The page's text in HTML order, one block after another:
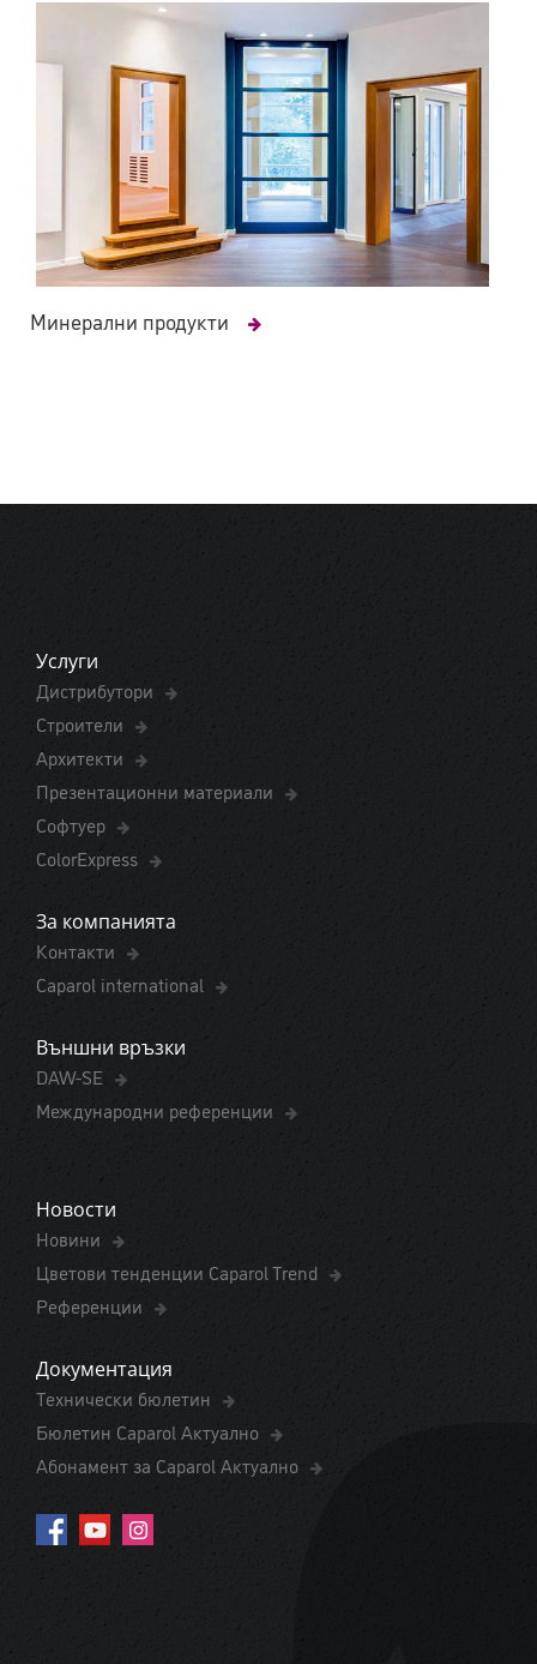
Минерални продукти
Услуги
Дистрибутори
Строители
Архитекти
Презентационни материали
Софтуер
ColorExpress
За компанията
Контакти
Caparol international
Външни връзки
DAW-SE
Международни референции
Новости
Новини
Цветови тенденции Caparol Trend
Референции
Документация
Технически бюлетин
Бюлетин Caparol Актуално
Абонамент за Caparol Актуално